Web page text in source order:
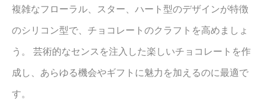
複雑なフローラル、スター、ハート型のデザインが特徴
のシリコン型で、チョコレートのクラフトを高めましょ
う。 芸術的なセンスを注入した楽しいチョコレートを作
成し、あらゆる機会やギフトに魅力を加えるのに最適で
す。